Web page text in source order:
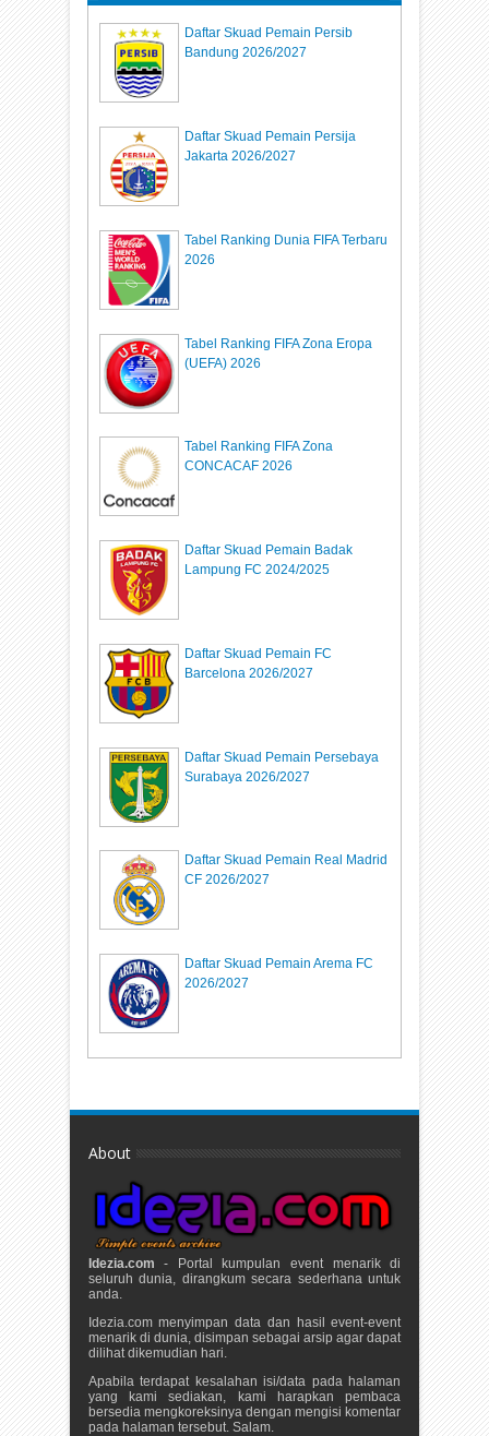
Daftar Skuad Pemain Persib
Bandung 2026/2027
Daftar Skuad Pemain Persija
Jakarta 2026/2027
Tabel Ranking Dunia FIFA Terbaru
2026
Tabel Ranking FIFA Zona Eropa
(UEFA) 2026
Tabel Ranking FIFA Zona
CONCACAF 2026
Daftar Skuad Pemain Badak
Lampung FC 2024/2025
Daftar Skuad Pemain FC
Barcelona 2026/2027
Daftar Skuad Pemain Persebaya
Surabaya 2026/2027
Daftar Skuad Pemain Real Madrid
CF 2026/2027
Daftar Skuad Pemain Arema FC
2026/2027
About
Idezia.com - Portal kumpulan event menarik di
seluruh dunia, dirangkum secara sederhana untuk
anda.
Idezia.com menyimpan data dan hasil event-event
menarik di dunia, disimpan sebagai arsip agar dapat
dilihat dikemudian hari.
Apabila terdapat kesalahan isi/data pada halaman
yang kami sediakan, kami harapkan pembaca
bersedia mengkoreksinya dengan mengisi komentar
pada halaman tersebut. Salam.